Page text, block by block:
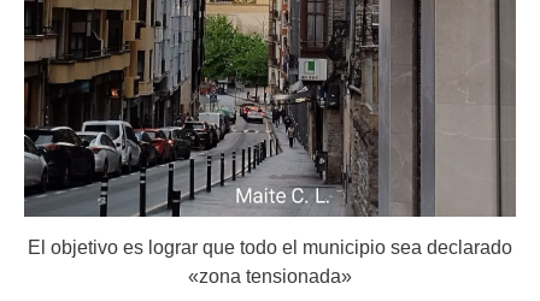
El objetivo es lograr que todo el municipio sea declarado
«zona tensionada»